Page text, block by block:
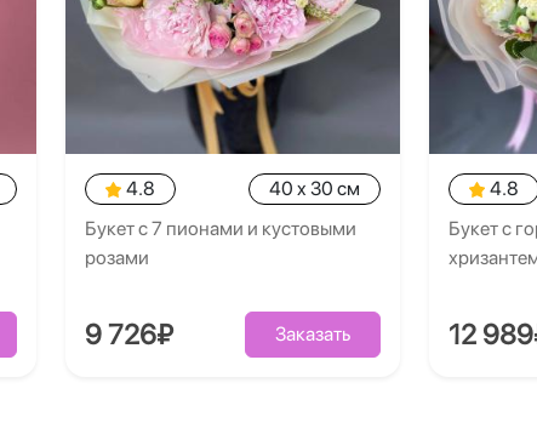
4.8
40 x 30 см
Букет с 7 пионами и кустовыми
розами
9 726₽ Заказать
4.8
Букет с
12